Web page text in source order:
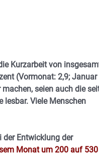
Kurzarbeit von
(Vormonat: 2,9; Januar
seien auch die
lesbar. Viele Menschen
Entwicklung der
Monat um 200 auf 530